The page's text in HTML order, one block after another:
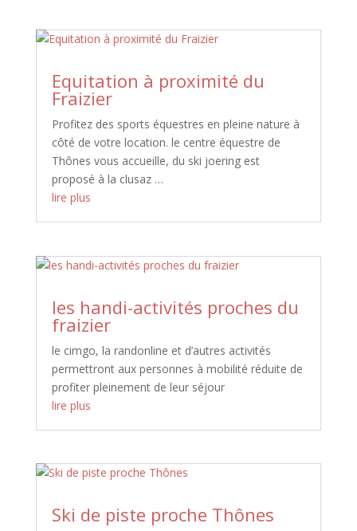
Equitation à proximité du
Fraizier
Profitez des sports équestres en pleine nature à
côté de votre location. le centre équestre de
Thônes vous accueille, du ski joering est
proposé à la clusaz …
lire plus
les handi-activités proches du
fraizier
le cimgo, la randonline et d’autres activités
permettront aux personnes à mobilité réduite de
profiter pleinement de leur séjour
lire plus
Ski de piste proche Thônes